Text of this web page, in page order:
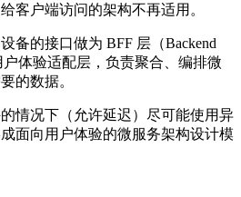
客户端访问的架构不再适用。
备的接口做为 BFF 层（Backend
户体验适配层，负责聚合、编排微
的数据。
情况下（允许延迟）尽可能使用异
面向用户体验的微服务架构设计模